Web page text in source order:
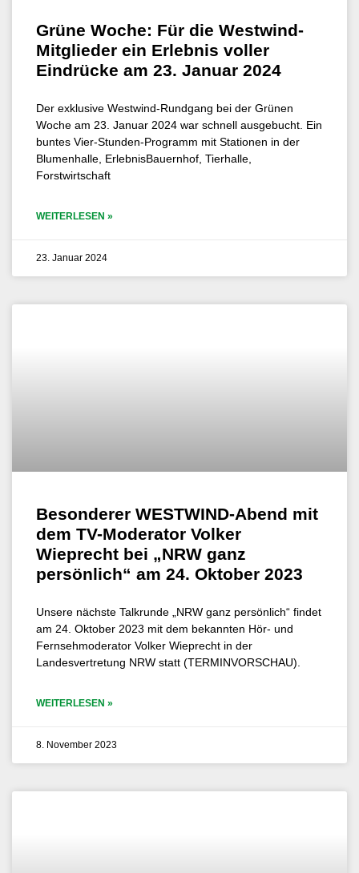
Grüne Woche: Für die Westwind-
Mitglieder ein Erlebnis voller
Eindrücke am 23. Januar 2024
Der exklusive Westwind-Rundgang bei der Grünen
Woche am 23. Januar 2024 war schnell ausgebucht. Ein
buntes Vier-Stunden-Programm mit Stationen in der
Blumenhalle, ErlebnisBauernhof, Tierhalle,
Forstwirtschaft
WEITERLESEN »
23. Januar 2024
Besonderer WESTWIND-Abend mit
dem TV-Moderator Volker
Wieprecht bei „NRW ganz
persönlich“ am 24. Oktober 2023
Unsere nächste Talkrunde „NRW ganz persönlich“ findet
am 24. Oktober 2023 mit dem bekannten Hör- und
Fernsehmoderator Volker Wieprecht in der
Landesvertretung NRW statt (TERMINVORSCHAU).
WEITERLESEN »
8. November 2023